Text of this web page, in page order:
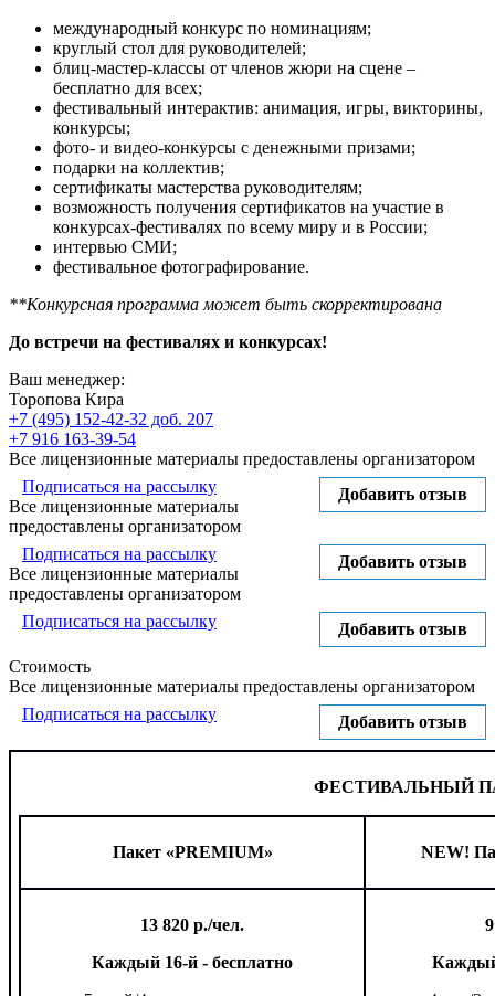
международный конкурс по номинациям;
круглый стол для руководителей;
блиц-мастер-классы от членов жюри на сцене –
бесплатно для всех;
фестивальный интерактив: анимация, игры, викторины,
конкурсы;
фото- и видео-конкурсы с денежными призами;
подарки на коллектив;
сертификаты мастерства руководителям;
возможность получения сертификатов на участие в
конкурсах-фестивалях по всему миру и в России;
интервью СМИ;
фестивальное фотографирование.
**Конкурсная программа может быть скорректирована
До встречи на фестивалях и конкурсах!
Ваш менеджер:
Торопова Кира
+7 (495) 152-42-32 доб. 207
+7 916 163-39-54
Все лицензионные материалы предоставлены организатором
Добавить отзыв
Подписаться на рассылку
Все лицензионные материалы
предоставлены организатором
Добавить отзыв
Подписаться на рассылку
Все лицензионные материалы
предоставлены организатором
Добавить отзыв
Подписаться на рассылку
Стоимость
Все лицензионные материалы предоставлены организатором
Добавить отзыв
Подписаться на рассылку
ФЕСТИВАЛЬНЫЙ
Пакет «PREMIUM» NEW!
13 820 р./чел.
Каждый 16-й - бесплатно
Каждый